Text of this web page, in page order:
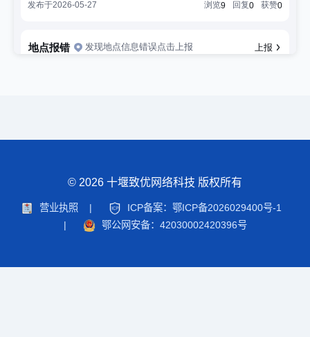
© 2026 十堰致优网络科技 版权所有
营业执照 |
ICP备案：鄂ICP备2026029400号-1
|
鄂公网安备：42030002420396号